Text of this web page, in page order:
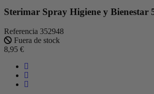
Sterimar Spray Higiene y Bienestar
Referencia 352948
Fuera de stock
8,95 €